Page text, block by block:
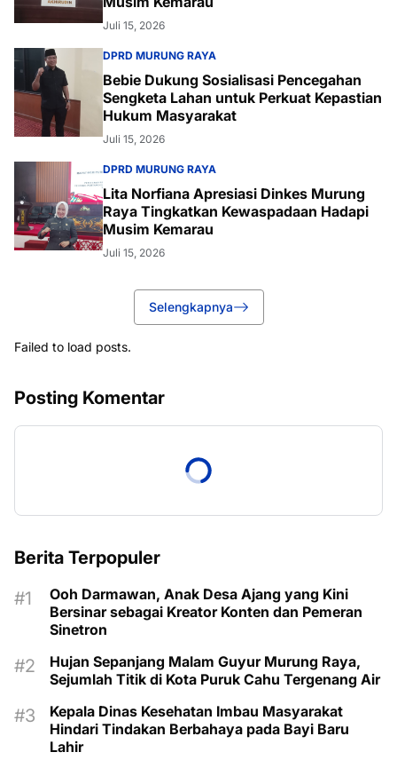
Juli 15, 2026
DPRD MURUNG RAYA
Bebie Dukung Sosialisasi Pencegahan
Sengketa Lahan untuk Perkuat Kepastian
Hukum Masyarakat
Juli 15, 2026
DPRD MURUNG RAYA
Lita Norfiana Apresiasi Dinkes Murung
Raya Tingkatkan Kewaspadaan Hadapi
Musim Kemarau
Juli 15, 2026
Selengkapnya
Failed to load posts.
Posting Komentar
Berita Terpopuler
Ooh Darmawan, Anak Desa Ajang yang Kini
Bersinar sebagai Kreator Konten dan Pemeran
Sinetron
Hujan Sepanjang Malam Guyur Murung Raya,
Sejumlah Titik di Kota Puruk Cahu Tergenang Air
Kepala Dinas Kesehatan Imbau Masyarakat
Hindari Tindakan Berbahaya pada Bayi Baru
Lahir